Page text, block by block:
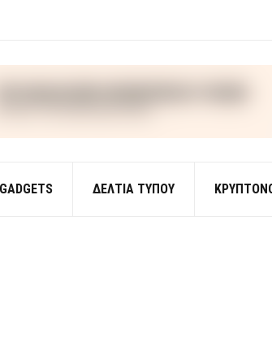
GADGETS ΔΕΛΤΙΑ ΤΥΠΟΥ